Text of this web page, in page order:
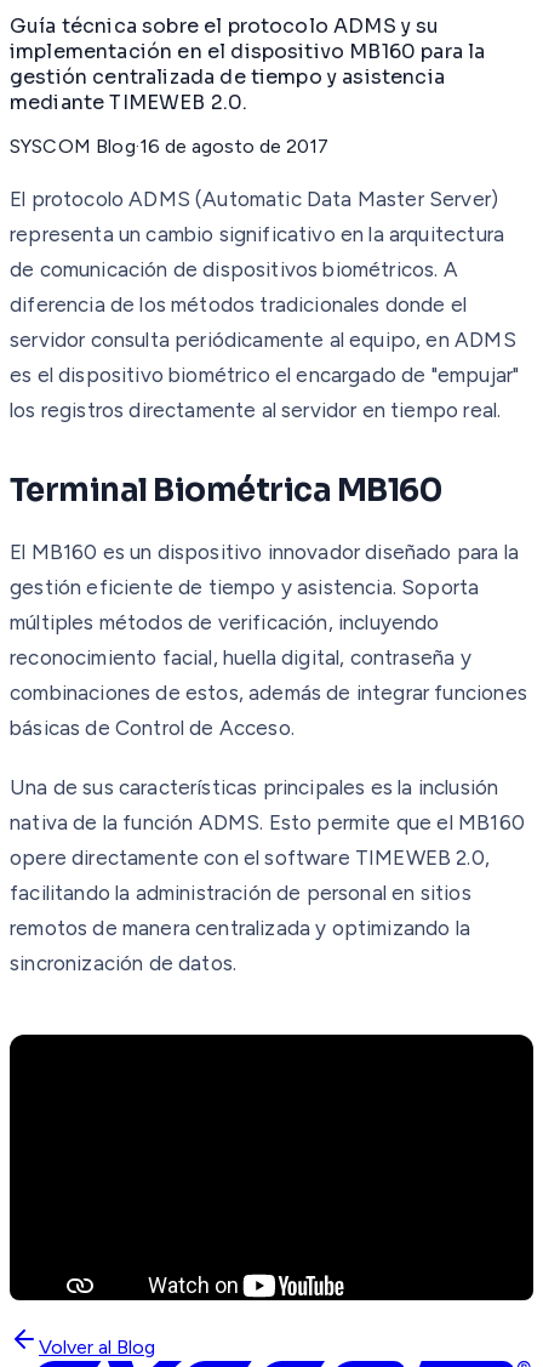
Guía técnica sobre el protocolo ADMS y su
implementación en el dispositivo MB160 para la
gestión centralizada de tiempo y asistencia
mediante TIMEWEB 2.0.
SYSCOM Blog·16 de agosto de 2017
El protocolo ADMS (Automatic Data Master Server)
representa un cambio significativo en la arquitectura
de comunicación de dispositivos biométricos. A
diferencia de los métodos tradicionales donde el
servidor consulta periódicamente al equipo, en ADMS
es el dispositivo biométrico el encargado de "empujar"
los registros directamente al servidor en tiempo real.
Terminal Biométrica MB160
El MB160 es un dispositivo innovador diseñado para la
gestión eficiente de tiempo y asistencia. Soporta
múltiples métodos de verificación, incluyendo
reconocimiento facial, huella digital, contraseña y
combinaciones de estos, además de integrar funciones
básicas de Control de Acceso.
Una de sus características principales es la inclusión
nativa de la función ADMS. Esto permite que el MB160
opere directamente con el software TIMEWEB 2.0,
facilitando la administración de personal en sitios
remotos de manera centralizada y optimizando la
sincronización de datos.
Volver al Blog